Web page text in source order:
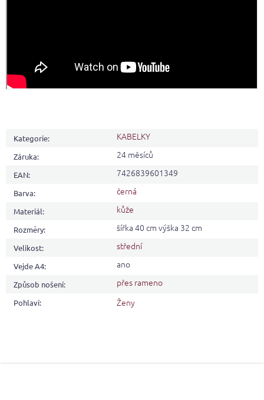
Kategorie: KABELKY
Záruka: 24 měsíců
EAN: 7426839601349
Barva: černá
Materiál: kůže
Rozměry: šířka 40 cm výška 32 cm
Velikost: střední
Vejde A4: ano
Způsob nošení: přes rameno
Pohlaví: Ženy